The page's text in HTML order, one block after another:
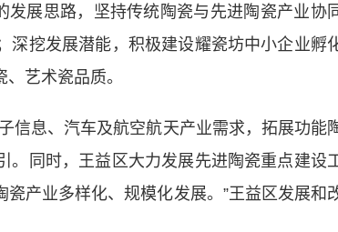
展思路，坚持传统陶瓷与先进陶瓷产业协
深挖发展潜能，积极建设耀瓷坊中小企业孵
艺术瓷品质。
息、汽车及航空航天产业需求，拓展功能
。同时，王益区大力发展先进陶瓷重点建设
产业多样化、规模化发展。”王益区发展和